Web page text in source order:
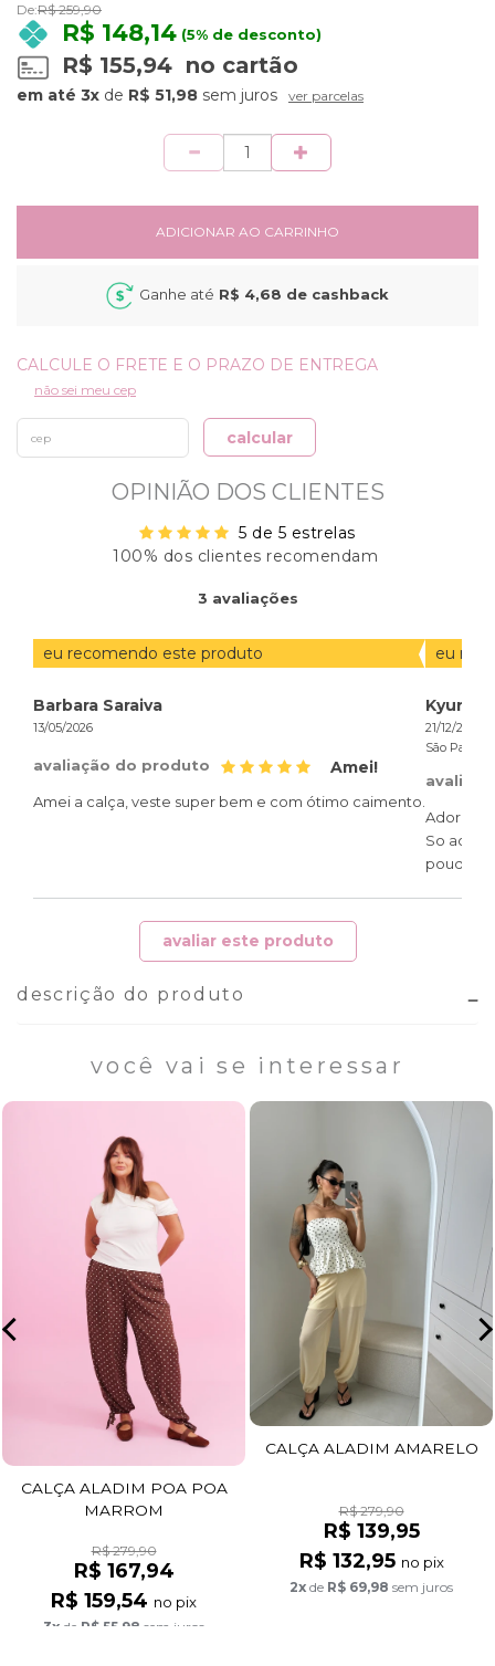
De:R$ 259,90
R$ 148,14 (5% de desconto)
R$ 155,94 no cartão
3x de R$ 51,98 sem juros ver parcelas
ADICIONAR AO CARRINHO
Ganhe até R$ 4,68 de cashback
não sei meu cep
calcular
OPINIÃO DOS CLIENTES
5 de 5 estrelas
100% dos clientes recomendam
3 avaliações
eu recomendo este produto
Barbara Saraiva
13/05/2026
avaliação do produto Amei!
Amei a calça, veste super bem e com ótimo caimento.
eu
Kyung
21/12/2025
São Paulo /
Adorei a
So acho
avaliar este produto
descrição do produto
você vai se interessar
CALÇA ALADIM POA POA
MARROM
R$ 279,90
R$ 167,94
R$ 159,54 no pix
3x de R$ 55,98 sem juros
CALÇA ALADIM AMARELO
R$ 279,90
R$ 139,95
R$ 132,95 no pix
2x de R$ 69,98 sem juros